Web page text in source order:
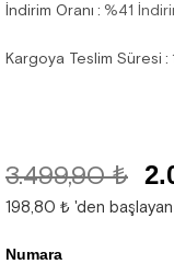
İndirim Oranı : %41
Kargoya Teslim Süresi :
3.499,90 ₺
198,80 ₺ 'den
Numara